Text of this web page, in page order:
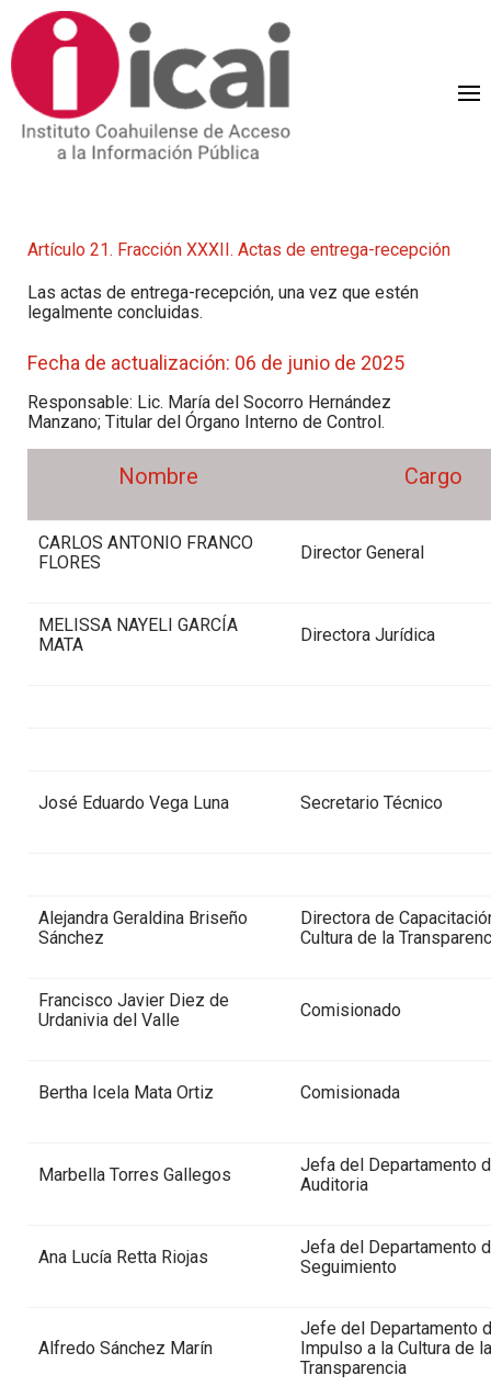
Artículo 21. Fracción XXXII. Actas de entrega-recepción
Las actas de entrega-recepción, una vez que estén
legalmente concluidas.
Fecha de actualización: 06 de junio de 2025
Responsable: Lic. María del Socorro Hernández
Manzano; Titular del Órgano Interno de Control.
Nombre Cargo
CARLOS ANTONIO FRANCO
FLORES
Director General
MELISSA NAYELI GARCÍA
MATA
Directora Jurídica
José Eduardo Vega Luna Secretario Técnico
Alejandra Geraldina Briseño
Sánchez
Directora de
Cultura de la
Francisco Javier Diez de
Urdanivia del Valle
Comisionado
Bertha Icela Mata Ortiz Comisionada
Marbella Torres Gallegos
Jefa del Departamento
Auditoria
Ana Lucía Retta Riojas
Jefa del Departamento
Seguimiento
Alfredo Sánchez Marín
Jefe del Departamento
Impulso a la Cultura de la
Transparencia